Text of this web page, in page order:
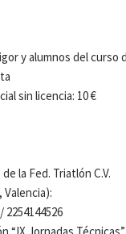
y alumnos del curso
sin licencia: 10 €
la Fed. Triatlón C.V.
Valencia):
2254144526